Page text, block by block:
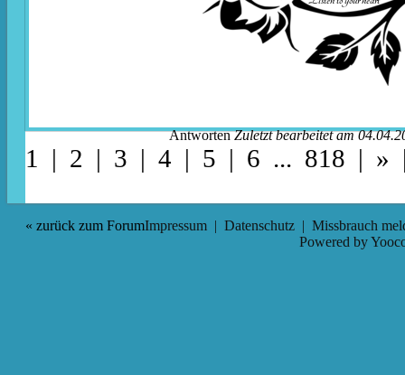
Antworten Zuletzt bearbeitet am
1 | 2 | 3 | 4 | 5 | 6 ... 818 | »
« zurück zum ForumImpressum | Datenschutz | Missbrauch
Powered by